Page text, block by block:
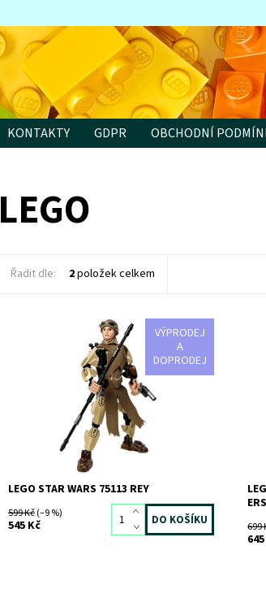
KONTAKTY GDPR OBCHODNÍ
LEGO
Řadit dle: 2položek celkem
VÝPRODEJ
A
DOPRODEJ
Přehrávej si napínavý souboj tváří v tvář s
touto sestavitelnou a vysoce pohyblivou
Skladem>3 ks
2341
LEGO
LEGO STAR WARS 75113 REY
599 Kč(–9 %)
545 Kč 699